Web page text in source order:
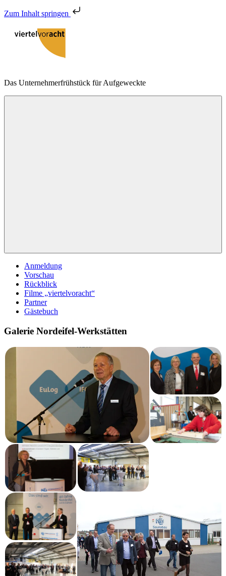
Zum Inhalt springen
Inhalt
viertelvoracht
Das Unternehmerfrühstück für Aufgeweckte
Anmeldung
Vorschau
Rückblick
Filme „viertelvoracht“
Partner
Gästebuch
Galerie Nordeifel-Werkstätten